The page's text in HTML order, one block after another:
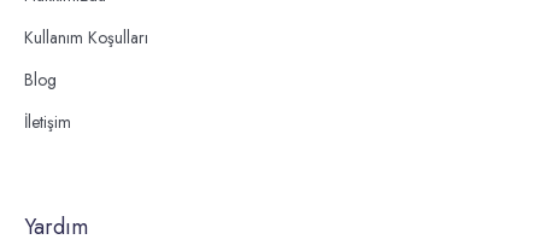
Kullanım Koşulları
Blog
İletişim
Yardım